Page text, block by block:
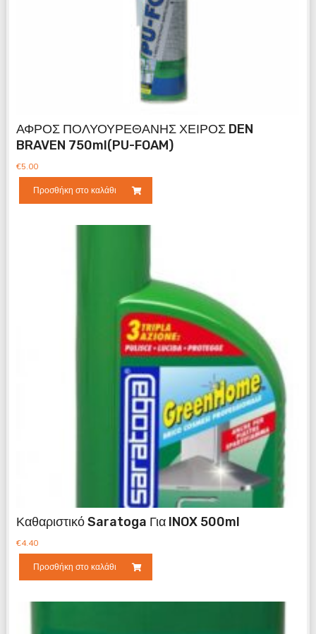
ΑΦΡΟΣ ΠΟΛΥΟΥΡΕΘΑΝΗΣ ΧΕΙΡΟΣ DEN
BRAVEN 750ml(PU-FOAM)
€5.00
Προσθήκη στο καλάθι
Καθαριστικό Saratoga Για INOX 500ml
€4.40
Προσθήκη στο καλάθι